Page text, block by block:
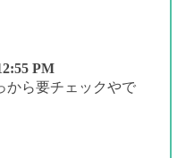
PM
から要チェックやで